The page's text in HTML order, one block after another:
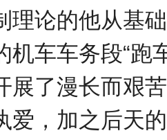
理论的他从基
机车车务段“跑
展了漫长而艰
爱，加之后天